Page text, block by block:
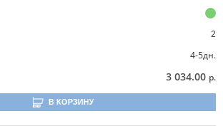
2
4-5дн.
3 034.00 р.
В КОРЗИНУ